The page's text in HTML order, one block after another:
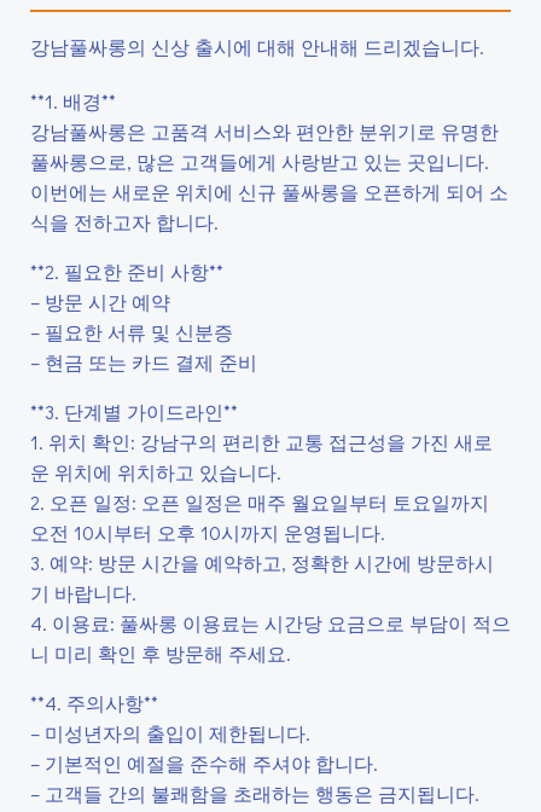
강남풀싸롱의 신상 출시에 대해 안내해 드리겠습니다.
**1. 배경**
강남풀싸롱은 고품격 서비스와 편안한 분위기로 유명한
풀싸롱으로, 많은 고객들에게 사랑받고 있는 곳입니다.
이번에는 새로운 위치에 신규 풀싸롱을 오픈하게 되어 소
식을 전하고자 합니다.
**2. 필요한 준비 사항**
– 방문 시간 예약
– 필요한 서류 및 신분증
– 현금 또는 카드 결제 준비
**3. 단계별 가이드라인**
1. 위치 확인: 강남구의 편리한 교통 접근성을 가진 새로
운 위치에 위치하고 있습니다.
2. 오픈 일정: 오픈 일정은 매주 월요일부터 토요일까지
오전 10시부터 오후 10시까지 운영됩니다.
3. 예약: 방문 시간을 예약하고, 정확한 시간에 방문하시
기 바랍니다.
4. 이용료: 풀싸롱 이용료는 시간당 요금으로 부담이 적으
니 미리 확인 후 방문해 주세요.
**4. 주의사항**
– 미성년자의 출입이 제한됩니다.
– 기본적인 예절을 준수해 주셔야 합니다.
– 고객들 간의 불쾌함을 초래하는 행동은 금지됩니다.